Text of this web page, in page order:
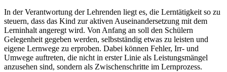
In der Verantwortung der Lehrenden liegt es, die Lerntätigkeit so zu
steuern, dass das Kind zur aktiven Auseinandersetzung mit dem
Lerninhalt angeregt wird. Von Anfang an soll den Schülern
Gelegenheit gegeben werden, selbstständig etwas zu leisten und
eigene Lernwege zu erproben. Dabei können Fehler, Irr- und
Umwege auftreten, die nicht in erster Linie als Leistungsmängel
anzusehen sind, sondern als Zwischenschritte im Lernprozess.